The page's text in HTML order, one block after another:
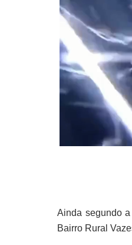
Ainda segundo
Bairro Rural